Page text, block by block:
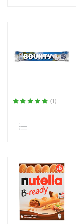
(1)